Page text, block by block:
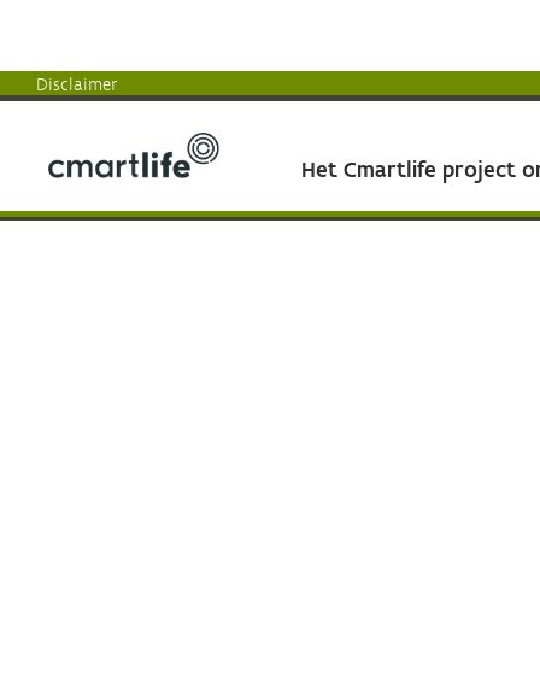
Disclaimer
Het Cmartlife project